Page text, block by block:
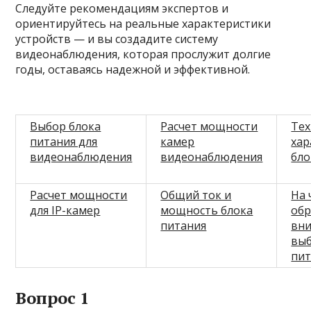
Следуйте рекомендациям экспертов и
ориентируйтесь на реальные характеристики
устройств — и вы создадите систему
видеонаблюдения, которая прослужит долгие
годы, оставаясь надежной и эффективной.
Выбор блока
питания для
видеонаблюдения
Расчет мощности
камер
видеонаблюдения
Расчет мощности
для IP-камер
Общий ток и
мощность блока
питания
На
Вопрос 1